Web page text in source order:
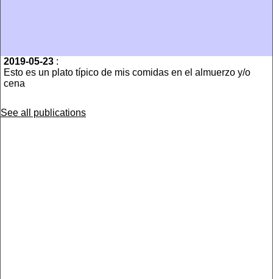
2019-05-23 :
Esto es un plato típico de mis comidas en el almuerzo y/o
cena
See all publications